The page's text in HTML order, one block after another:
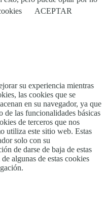
ACEPTAR
su experiencia mientras
las cookies que se
en su navegador, ya que
de las funcionalidades básicas
de terceros que nos
utiliza este sitio web. Estas
solo con su
de darse de baja de estas
algunas de estas cookies